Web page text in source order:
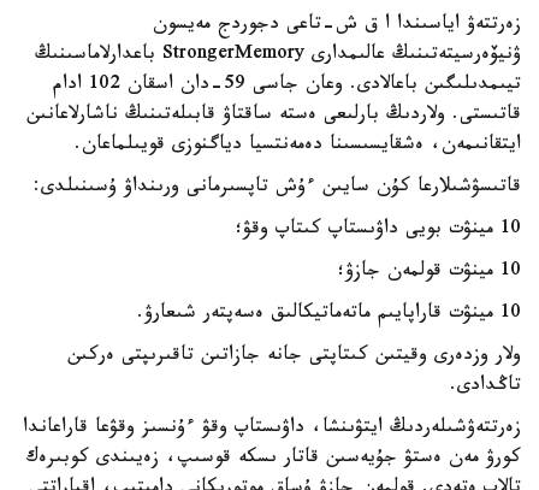
زەرتتەۋ اياسىندا ا ق ش-تاعى دجوردج مەيسون
ۋنيۆەرسيتەتىنىڭ عالىمدارى StrongerMemory باعدارلاماسىنىڭ
تيىمدىلىگىن باعالادى. وعان جاسى 59-دان اسقان 102 ادام
قاتىستى. ولاردىڭ بارلىعى ەستە ساقتاۋ قابىلەتىنىڭ ناشارلاعانىن
ايتقانىمەن، ەشقايسىسىنا دەمەنتسيا دياگنوزى قويىلماعان.
قاتىسۋشىلارعا كۇن سايىن ءۇش تاپسىرمانى ورىنداۋ ۇسىنىلدى:
10 مينۋت بويى داۋىستاپ كىتاپ وقۋ؛
10 مينۋت قولمەن جازۋ؛
10 مينۋت قاراپايىم ماتەماتيكالىق ەسەپتەر شىعارۋ.
ولار وزدەرى وقيتىن كىتاپتى جانە جازاتىن تاقىرىپتى ەركىن
تاڭدادى.
زەرتتەۋشىلەردىڭ ايتۋىنشا، داۋىستاپ وقۋ ءۇنسىز وقۋعا قاراعاندا
كورۋ مەن ەستۋ جۇيەسىن قاتار ىسكە قوسىپ، زەيىندى كوبىرەك